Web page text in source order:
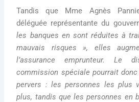
Tandis que Mme Agnès
déléguée représentante du
les banques en sont réduites à
mauvais risques », elles
l’assurance emprunteur. Le
commission spéciale pourrait
pervers : les personnes les plus
plus, tandis que les personnes en